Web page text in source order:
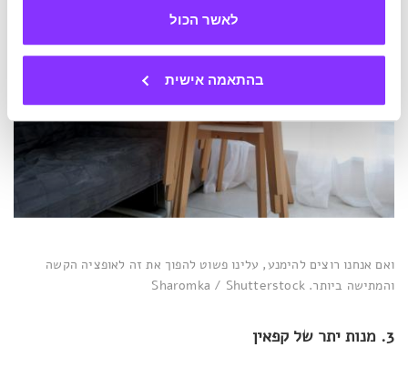
לאשר הכול
בהתאמה אישית
ואם אנחנו רוצים להימנע, עלינו פשוט להפוך את זה לאופציה הקשה
והמתישה ביותר. Sharomka / Shutterstock
3. מנות יתר של קפאין